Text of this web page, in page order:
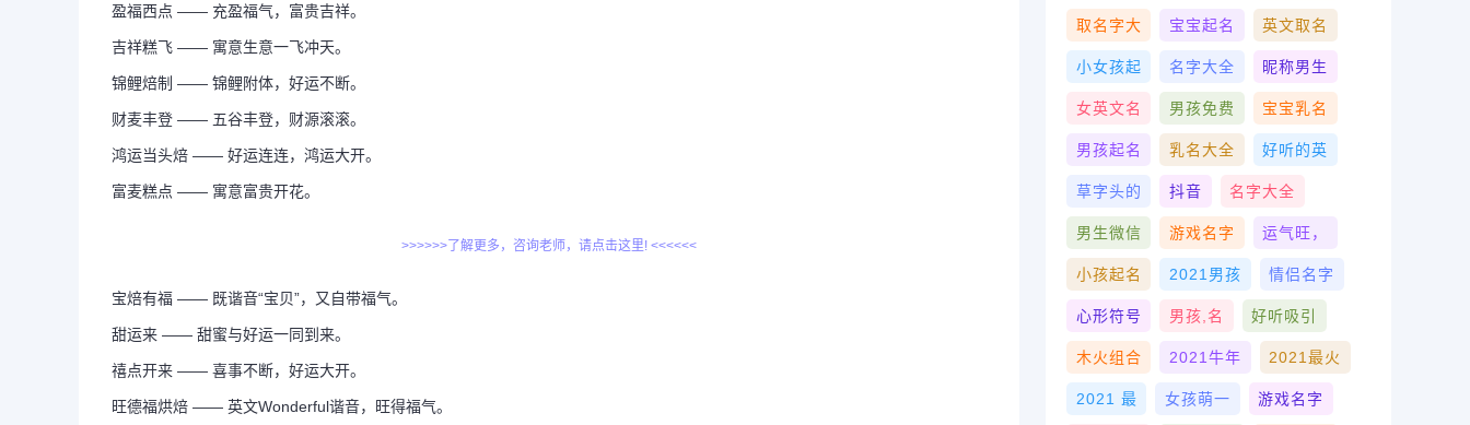
盈福西点 —— 充盈福气，富贵吉祥。
吉祥糕飞 —— 寓意生意一飞冲天。
锦鲤焙制 —— 锦鲤附体，好运不断。
财麦丰登 —— 五谷丰登，财源滚滚。
鸿运当头焙 —— 好运连连，鸿运大开。
富麦糕点 —— 寓意富贵开花。
>>>>>>了解更多，咨询老师，请点击这里! <<<<<<
宝焙有福 —— 既谐音“宝贝”，又自带福气。
甜运来 —— 甜蜜与好运一同到来。
禧点开来 —— 喜事不断，好运大开。
旺德福烘焙 —— 英文Wonderful谐音，旺得福气。
取名字大 宝宝起名 英文取名
小女孩起 名字大全 昵称男生
女英文名 男孩免费 宝宝乳名
男孩起名 乳名大全 好听的英
草字头的 抖音 名字大全
男生微信 游戏名字 运气旺，
小孩起名 2021男孩 情侣名字
心形符号 男孩,名 好听吸引
木火组合 2021牛年 2021最火
2021 最 女孩萌一 游戏名字